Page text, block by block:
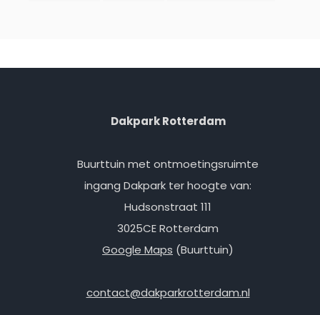
Dakpark Rotterdam
Buurttuin met ontmoetingsruimte
ingang Dakpark ter hoogte van:
Hudsonstraat 111
3025CE Rotterdam
Google Maps (Buurttuin)
contact@dakparkrotterdam.nl